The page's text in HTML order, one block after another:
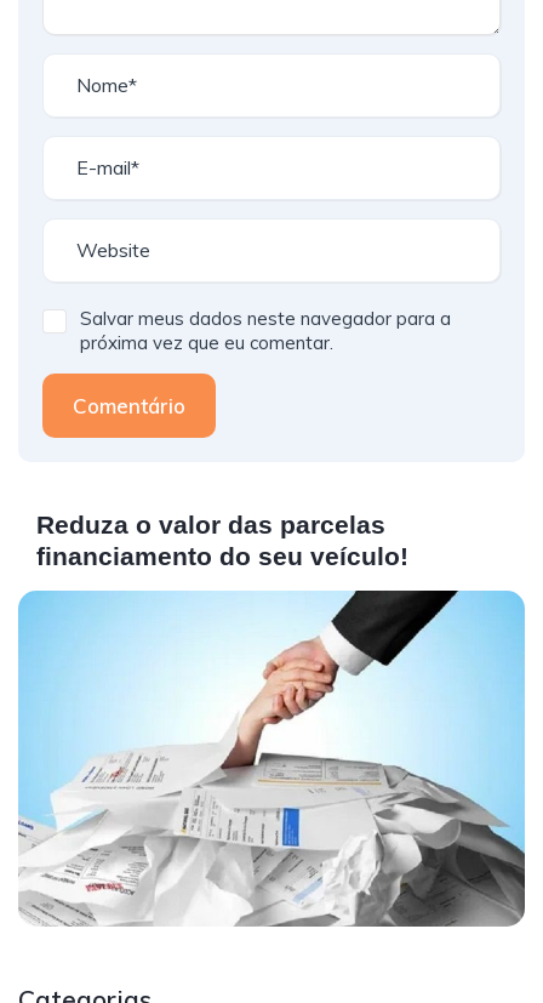
Salvar meus dados neste navegador para a
próxima vez que eu comentar.
Comentário
Reduza o valor das parcelas
financiamento do seu veículo!